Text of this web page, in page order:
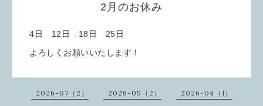
2月のお休み
4日 12日 18日 25日
よろしくお願いいたします！
2026-07（2） 2026-05（2） 2026-04（1）